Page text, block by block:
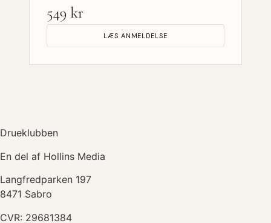
549 kr
LÆS ANMELDELSE
Drueklubben
En del af Hollins Media
Langfredparken 197
8471 Sabro
CVR: 29681384